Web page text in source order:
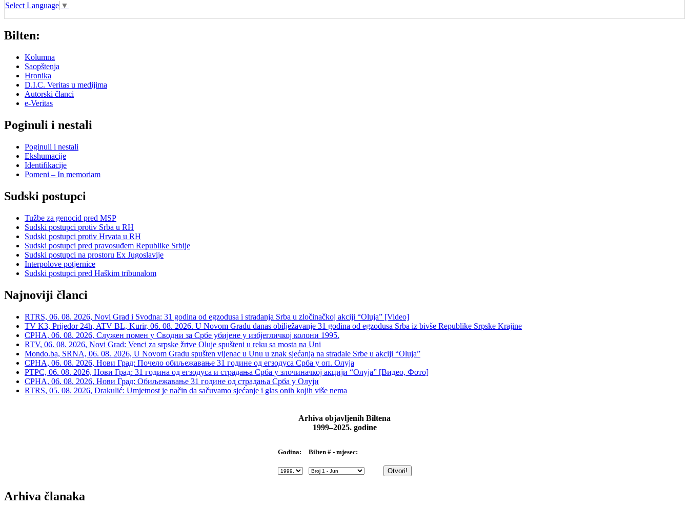
Select Language ▼
Bilten:
Kolumna
Saopštenja
Hronika
D.I.C. Veritas u medijima
Autorski članci
e-Veritas
Poginuli i nestali
Poginuli i nestali
Ekshumacije
Identifikacije
Pomeni – In memoriam
Sudski postupci
Tužbe za genocid pred MSP
Sudski postupci protiv Srba u RH
Sudski postupci protiv Hrvata u RH
Sudski postupci pred pravosuđem Republike Srbije
Sudski postupci na prostoru Ex Jugoslavije
Interpolove potjernice
Sudski postupci pred Haškim tribunalom
Najnoviji članci
RTRS, 06. 08. 2026, Novi Grad i Svodna: 31 godina od egzodusa i stradanja Srba u zločinačkoj akciji “Oluja” [Video]
TV K3, Prijedor 24h, ATV BL, Kurir, 06. 08. 2026. U Novom Gradu danas obilježavanje 31 godina od egzodusa Srba iz bivše Republike Srpske Krajine
СРНА, 06. 08. 2026, Служен помен у Сводни за Србе убијене у избјегличкој колони 1995.
RTV, 06. 08. 2026, Novi Grad: Venci za srpske žrtve Oluje spušteni u reku sa mosta na Uni
Mondo.ba, SRNA, 06. 08. 2026, U Novom Gradu spušten vijenac u Unu u znak sjećanja na stradale Srbe u akciji “Oluja”
СРНА, 06. 08. 2026, Нови Град: Почело обиљежавање 31 године од егзодуса Срба у оп. Олуја
РТРС, 06. 08. 2026, Нови Град: 31 година од егзодуса и страдања Срба у злочиначкој акцији “Олуја” [Видео, Фото]
СРНА, 06. 08. 2026, Нови Град: Обиљежавање 31 године од страдања Срба у Олуји
RTRS, 05. 08. 2026, Drakulić: Umjetnost je način da sačuvamo sjećanje i glas onih kojih više nema
Arhiva objavljenih Biltena
1999–2025. godine
Godina: Bilten # - mjesec:
Arhiva članaka